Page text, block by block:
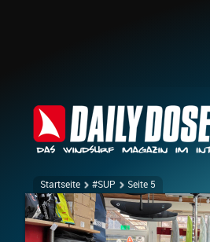
Startseite #SUP Seite 5